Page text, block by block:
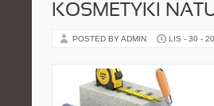
KOSMETYKI
POSTED BY ADMIN LIS - 30 -